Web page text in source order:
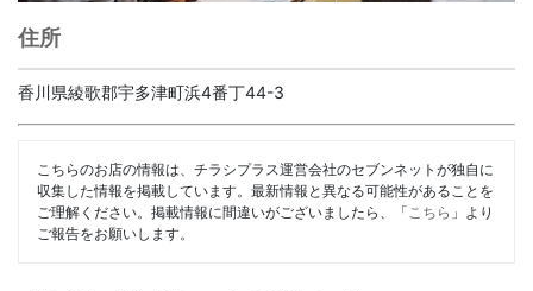
住所
香川県綾歌郡宇多津町浜4番丁44-3
こちらのお店の情報は、チラシプラス運営会社のセブンネットが独自に
収集した情報を掲載しています。最新情報と異なる可能性があることを
ご理解ください。掲載情報に間違いがございましたら、「 こちら 」より
ご報告をお願いします。